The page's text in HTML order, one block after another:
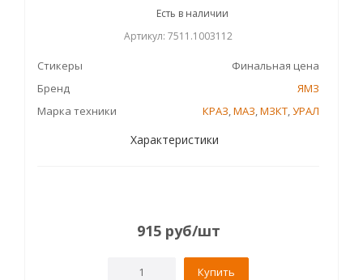
Есть в наличии
Артикул: 7511.1003112
Стикеры
Финальная цена
Бренд
ЯМЗ
Марка техники
КРАЗ,МАЗ,МЗКТ,УРАЛ
Характеристики
915 руб/шт
Купить